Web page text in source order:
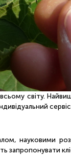
всьому світу.
науковими